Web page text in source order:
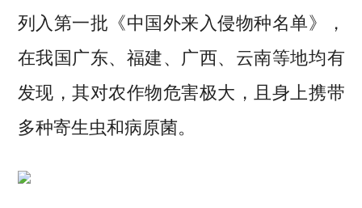
列入第一批《中国外来入侵物种名单》，
在我国广东、福建、广西、云南等地均有
发现，其对农作物危害极大，且身上携带
多种寄生虫和病原菌。